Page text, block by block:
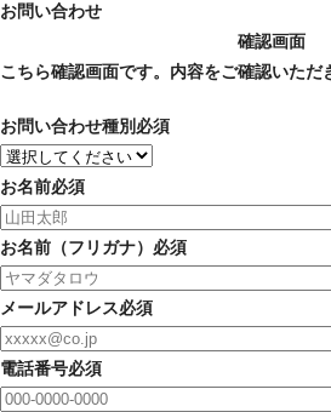
お問い合わせ
確認画面
こちら確認画面です。内容をご確認いただ
お問い合わせ種別 必須
お名前必須
お名前（フリガナ） 必須
メールアドレス必須
電話番号必須